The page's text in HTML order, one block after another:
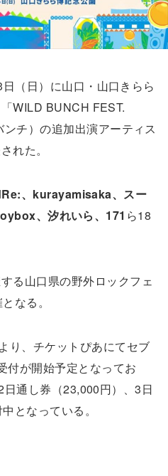
（日）に山口・山口きらら
WILD BUNCH FEST.
チ）の追加出演アーティス
れた。
、kurayamisaka、スー
、汐れいら、171 ら18
る山口県の野外ロックフェ
なる。
り、チケットぴあにてセブ
付が開始予定となってお
通し券（23,000円）、3日
となっている。